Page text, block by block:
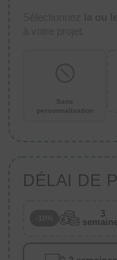
Sans
personnalisation
DÉLAI DE
3